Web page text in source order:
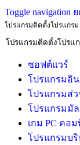
Toggle navigation
โปรแกรมติดตั้งโปรแกรม
ซอฟต์แวร์
โปรแกรมอิน
โปรแกรมส่
โปรแกรมมัล
เกม PC คอม
โปรแกรมบ